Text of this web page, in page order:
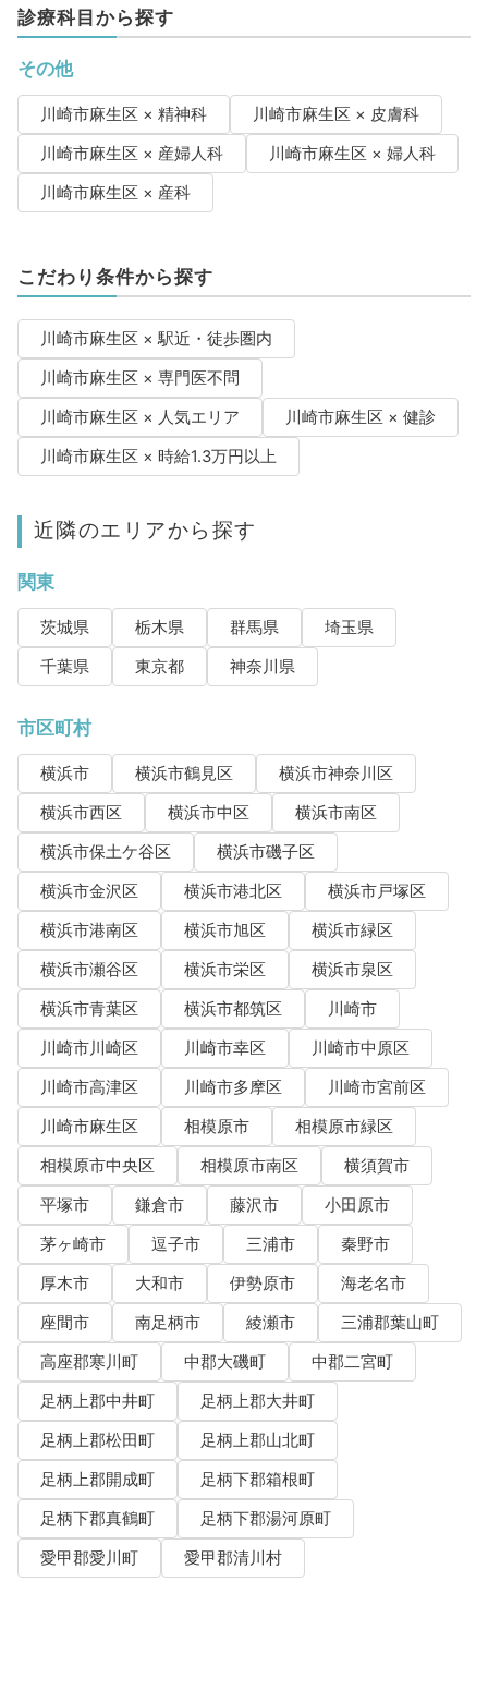
診療科目から探す
その他
川崎市麻生区 × 精神科
川崎市麻生区 × 皮膚科
川崎市麻生区 × 産婦人科
川崎市麻生区 × 婦人科
川崎市麻生区 × 産科
こだわり条件から探す
川崎市麻生区 × 駅近・徒歩圏内
川崎市麻生区 × 専門医不問
川崎市麻生区 × 人気エリア
川崎市麻生区 × 健診
川崎市麻生区 × 時給1.3万円以上
近隣のエリアから探す
関東
茨城県 栃木県 群馬県
埼玉県
千葉県
東京都 神奈川県
市区町村
横浜市 横浜市鶴見区
横浜市神奈川区
横浜市西区
横浜市中区
横浜市南区
横浜市保土ケ谷区
横浜市磯子区
横浜市金沢区
横浜市港北区
横浜市戸塚区
横浜市港南区
横浜市旭区
横浜市緑区
横浜市瀬谷区
横浜市栄区
横浜市泉区
横浜市青葉区
横浜市都筑区
川崎市
川崎市川崎区
川崎市幸区
川崎市中原区
川崎市高津区
川崎市多摩区
川崎市宮前区
川崎市麻生区
相模原市
相模原市緑区
相模原市中央区
相模原市南区
横須賀市
平塚市
鎌倉市 藤沢市
小田原市
茅ヶ崎市
逗子市 三浦市
秦野市
厚木市
大和市 伊勢原市
海老名市
座間市
南足柄市 綾瀬市
三浦郡葉山町
高座郡寒川町
中郡大磯町
中郡二宮町
足柄上郡中井町
足柄上郡大井町
足柄上郡松田町
足柄上郡山北町
足柄上郡開成町
足柄下郡箱根町
足柄下郡真鶴町
足柄下郡湯河原町
愛甲郡愛川町
愛甲郡清川村